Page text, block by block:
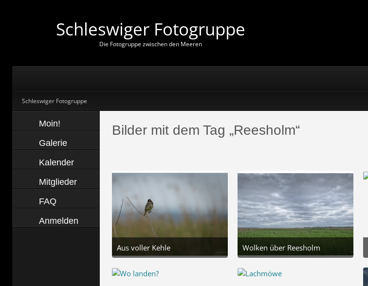
Schleswiger Fotogruppe
Die Fotogruppezwischenden Meeren
Schleswiger Fotogruppe
Moin!
Galerie
Kalender
Mitglieder
FAQ
Anmelden
Bilder mit dem Tag „Reesholm“
Aus voller Kehle
1. Juli 2026 um 16:53
Wolken über Reesholm
16. Juni 2026 um 17:07